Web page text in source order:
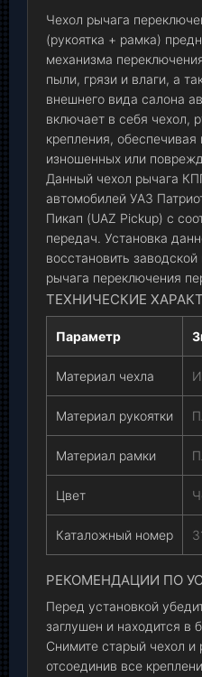
Чехол рычага
(рукоятка + рамка)
механизма
пыли, грязи и влаги, а
внешнего вида салона
включает в себя чехол,
крепления,
изношенных или
Данный чехол рычага
автомобилей УАЗ
Пикап (UAZ Pickup) с
передач. Установка
восстановить
рычага переключения
ТЕХНИЧЕСКИЕ
Параметр
Материал чехла
Материал рукоятки
Материал рамки
Цвет
Каталожный номер
РЕКОМЕНДАЦИИ ПО
Перед установкой
заглушен и находится в
Снимите старый чехол и
отсоединив все